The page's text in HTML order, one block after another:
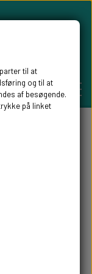
til at
og til at
af besøgende.
på linket